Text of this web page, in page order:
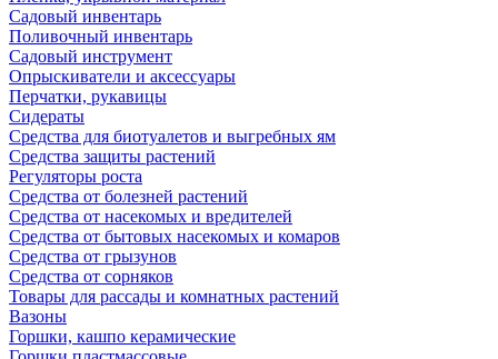
Садовый инвентарь
Поливочный инвентарь
Садовый инструмент
Опрыскиватели и аксессуары
Перчатки, рукавицы
Сидераты
Средства для биотуалетов и выгребных ям
Средства защиты растений
Регуляторы роста
Средства от болезней растений
Средства от насекомых и вредителей
Средства от бытовых насекомых и комаров
Средства от грызунов
Средства от сорняков
Товары для рассады и комнатных растений
Вазоны
Горшки, кашпо керамические